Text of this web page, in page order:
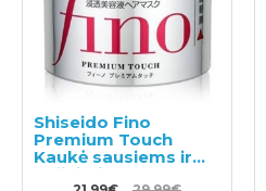
Shiseido Fino
Premium Touch
Kaukė sausiems ir
pažeistiems